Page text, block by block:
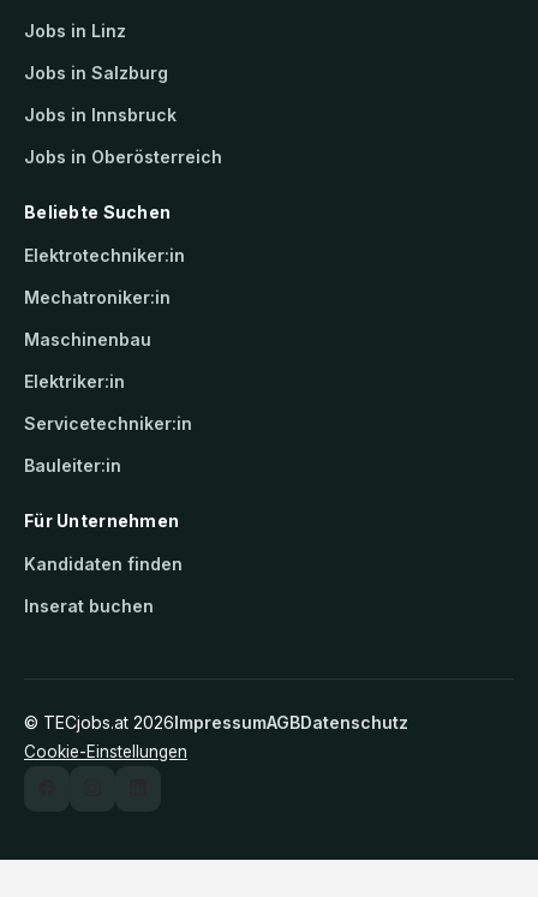
Jobs in Linz
Jobs in Salzburg
Jobs in Innsbruck
Jobs in Oberösterreich
Beliebte Suchen
Elektrotechniker:in
Mechatroniker:in
Maschinenbau
Elektriker:in
Servicetechniker:in
Bauleiter:in
Für Unternehmen
Kandidaten finden
Inserat buchen
© TECjobs.at 2026ImpressumAGBDatenschutz
Cookie-Einstellungen